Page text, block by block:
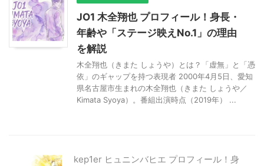
JO1 木全翔也 プロフィール！身長・
年齢や「ステージ映えNo.1」の理由
を解説
木全翔也（きまた しょうや）とは？「虚無」と「憑
依」のギャップを持つ表現者 2000年4月5日、愛知
県名古屋市生まれの木全翔也（きまた しょうや／
Kimata Syoya）。番組出演時点（2019年） ...
kep1er ヒュニンバヒエ プロフィール！身